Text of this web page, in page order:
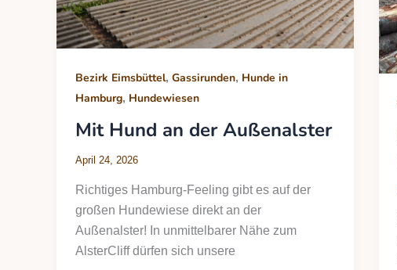
Bezirk Eimsbüttel, Gassirunden, Hunde in
Hamburg, Hundewiesen
Mit Hund an der Außenalster
April 24, 2026
Richtiges Hamburg-Feeling gibt es auf der
großen Hundewiese direkt an der
Außenalster! In unmittelbarer Nähe zum
AlsterCliff dürfen sich unsere